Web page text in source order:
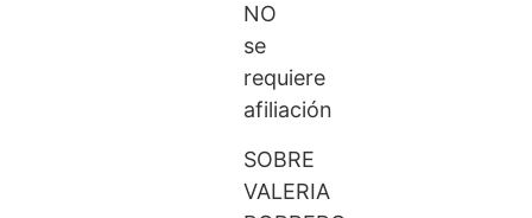
NO
se
requiere
afiliación
SOBRE
VALERIA